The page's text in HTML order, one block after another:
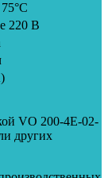
220 В
VO 200-4Е-02-
других